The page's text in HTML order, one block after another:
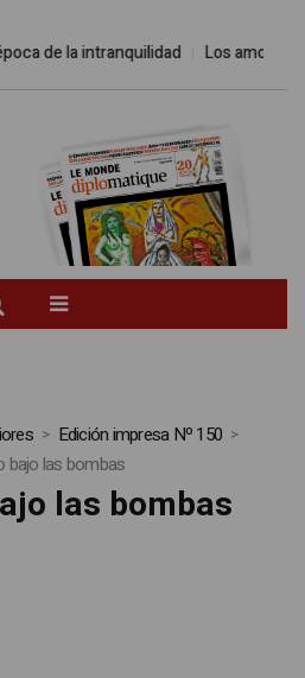
de la intranquilidad Los amos del
Edición impresa Nº 150
bajo las bombas
las bombas